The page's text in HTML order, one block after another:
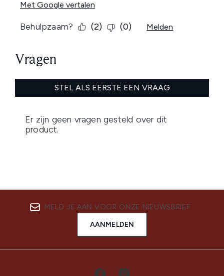
MELD JE AAN VOOR ONZE NIEUWSBRIEF
AANMELDEN